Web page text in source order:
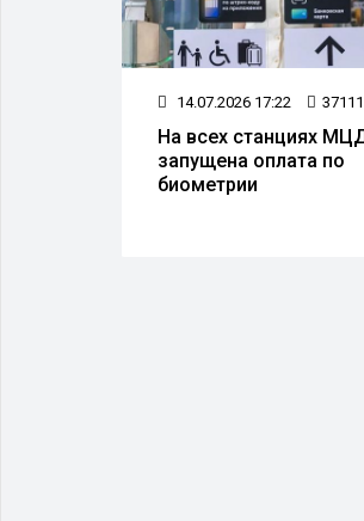
14.07.2026 17:22 37111
На всех станциях
запущена оплата по
биометрии